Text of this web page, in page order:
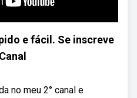
e fácil. Se inscreve
no meu 2° canal e